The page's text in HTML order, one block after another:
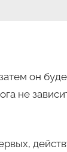
он
не